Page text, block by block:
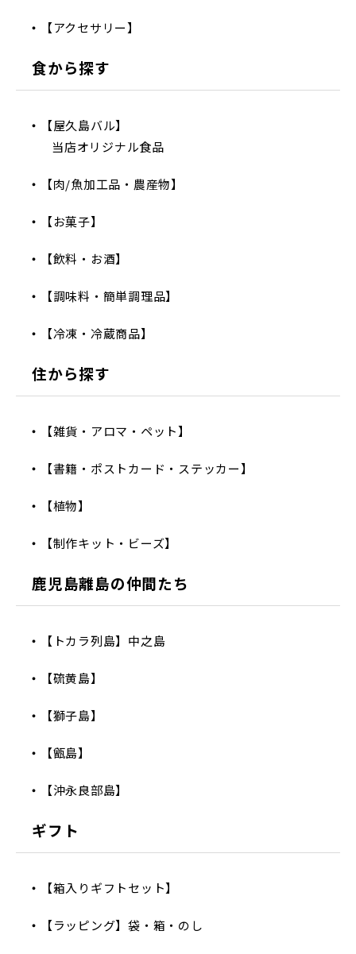
【アクセサリー】
食から探す
【屋久島バル】
当店オリジナル食品
【肉/魚加工品・農産物】
【お菓子】
【飲料・お酒】
【調味料・簡単調理品】
【冷凍・冷蔵商品】
住から探す
【雑貨・アロマ・ペット】
【書籍・ポストカード・ステッカー】
【植物】
【制作キット・ビーズ】
鹿児島離島の仲間たち
【トカラ列島】中之島
【硫黄島】
【獅子島】
【甑島】
【沖永良部島】
ギフト
【箱入りギフトセット】
【ラッピング】袋・箱・のし